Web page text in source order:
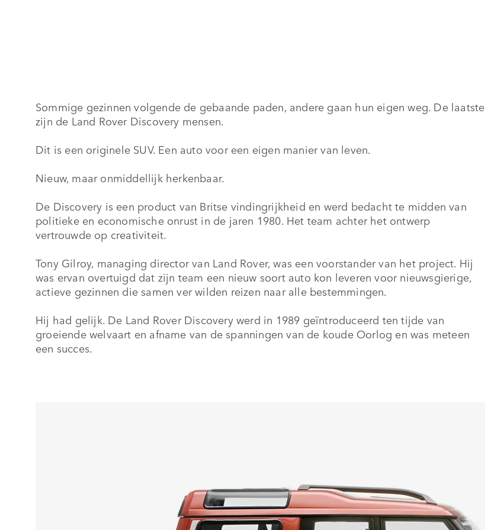
Sommige gezinnen volgende de gebaande paden, andere gaan hun eigen weg. De laatste
zijn de Land Rover Discovery mensen.
Dit is een originele SUV. Een auto voor een eigen manier van leven.
Nieuw, maar onmiddellijk herkenbaar.
De Discovery is een product van Britse vindingrijkheid en werd bedacht te midden van
politieke en economische onrust in de jaren 1980. Het team achter het ontwerp
vertrouwde op creativiteit.
Tony Gilroy, managing director van Land Rover, was een voorstander van het project. Hij
was ervan overtuigd dat zijn team een nieuw soort auto kon leveren voor nieuwsgierige,
actieve gezinnen die samen ver wilden reizen naar alle bestemmingen.
Hij had gelijk. De Land Rover Discovery werd in 1989 geïntroduceerd ten tijde van
groeiende welvaart en afname van de spanningen van de koude Oorlog en was meteen
een succes.